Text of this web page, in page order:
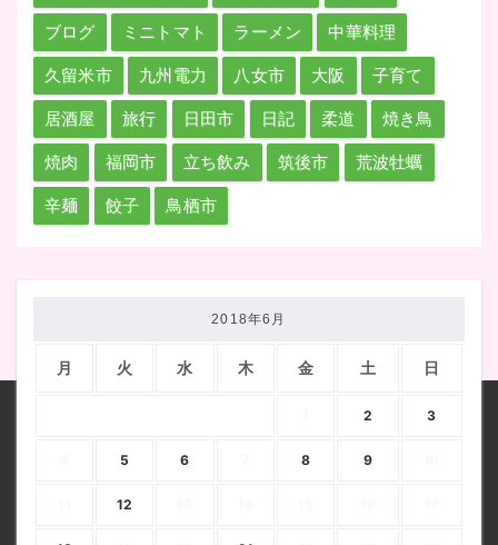
ブログ ミニトマト ラーメン 中華料理
久留米市 九州電力 八女市 大阪 子育て
居酒屋 旅行 日田市 日記 柔道 焼き鳥
焼肉 福岡市 立ち飲み 筑後市 荒波牡蠣
辛麺 餃子 鳥栖市
2018年6月
月 火 水 木 金 土 日
2 3
5 6 8 9
12